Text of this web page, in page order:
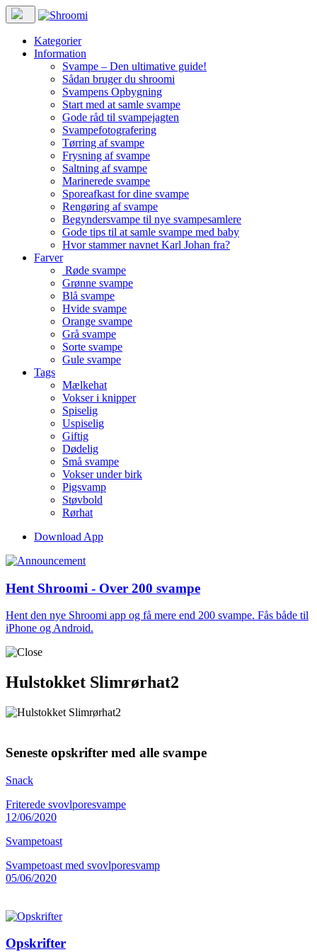
Kategorier
Information
Svampe – Den ultimative guide!
Sådan bruger du shroomi
Svampens Opbygning
Start med at samle svampe
Gode råd til svampejagten
Svampefotografering
Tørring af svampe
Frysning af svampe
Saltning af svampe
Marinerede svampe
Sporeafkast for dine svampe
Rengøring af svampe
Begyndersvampe til nye svampesamlere
Gode tips til at samle svampe med baby
Hvor stammer navnet Karl Johan fra?
Farver
Røde svampe
Grønne svampe
Blå svampe
Hvide svampe
Orange svampe
Grå svampe
Sorte svampe
Gule svampe
Tags
Mælkehat
Vokser i knipper
Spiselig
Uspiselig
Giftig
Dødelig
Små svampe
Vokser under birk
Pigsvamp
Støvbold
Rørhat
Download App
Hent Shroomi - Over 200 svampe
Hent den nye Shroomi app og få mere end 200 svampe. Fås både til
iPhone og Android.
Hulstokket Slimrørhat2
Seneste opskrifter med alle svampe
Snack
Friterede svovlporesvampe
12/06/2020
Svampetoast
Svampetoast med svovlporesvamp
05/06/2020
Opskrifter